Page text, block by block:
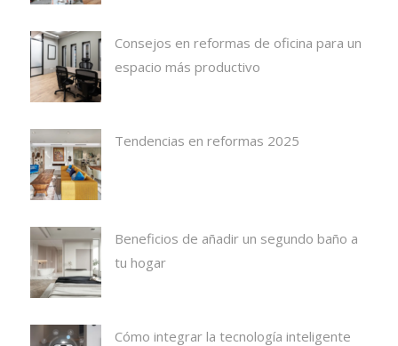
Consejos en reformas de oficina para un
espacio más productivo
Tendencias en reformas 2025
Beneficios de añadir un segundo baño a
tu hogar
Cómo integrar la tecnología inteligente